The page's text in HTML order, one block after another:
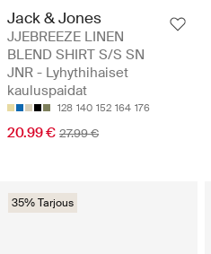
Jack & Jones
JJEBREEZE LINEN
BLEND SHIRT S/S SN
JNR - Lyhythihaiset
kauluspaidat
128 140 152 164 176
20.99 € 27.99 €
35% Tarjous